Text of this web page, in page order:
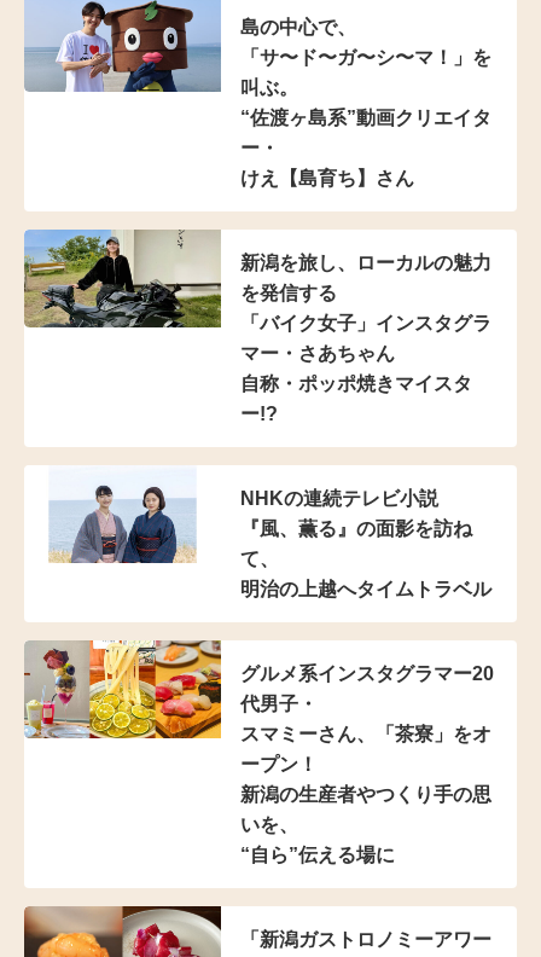
島の中心で、
「サ〜ド〜ガ〜シ〜マ！」を
叫ぶ。
“佐渡ヶ島系”動画クリエイタ
ー・
けえ【島育ち】さん
新潟を旅し、
ローカルの魅力
を発信する
「バイク女子」インスタグラ
マー ・さあちゃん
自称・ポッポ焼きマイスタ
ー!?
NHKの連続テレビ小説
『風、薫る』の面影を訪ね
て、
明治の上越へタイムトラベル
グルメ系インスタグラマー20
代男子・
スマミーさん、「茶寮」をオ
ープン！
新潟の生産者やつくり手の思
いを、
“自ら”伝える場に
「新潟ガストロノミーアワー